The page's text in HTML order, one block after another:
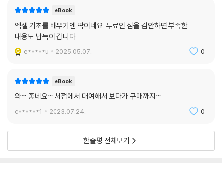
eBook
엑셀 기초를 배우기엔 딱이네요. 무료인 점을 감안하면 부족한
내용도 납득이 갑니다.
e*****u 2025.05.07. 0
eBook
와~ 좋네요~ 서점에서 대여해서 보다가 구매까지~
c******1 2023.07.24. 0
한줄평 전체보기